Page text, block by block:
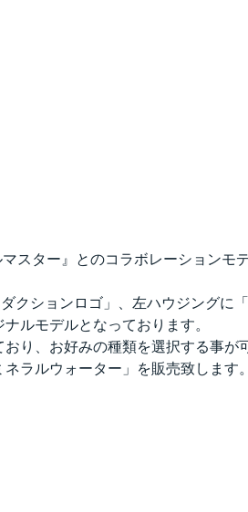
スター』とのコラボレーションモ
クションロゴ」、左ハウジングに
ルモデルとなっております。
り、お好みの種類を選択する事が
ラルウォーター」を販売致します。